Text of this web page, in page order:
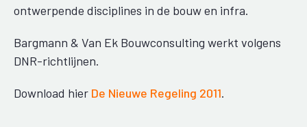
ontwerpende disciplines in de bouw en infra.
Bargmann & Van Ek Bouwconsulting werkt volgens
DNR-richtlijnen.
Download hier De Nieuwe Regeling 2011.